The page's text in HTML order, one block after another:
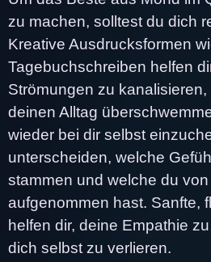
zu machen, solltest du dich
Kreative Ausdrucksformen
Tagebuchschreiben helfen
Strömungen zu
deinen Alltag
wieder bei dir selbst
unterscheiden, welche
stammen und welche du
aufgenommen hast. Sanfte,
helfen dir, deine Empathie
dich selbst zu verlieren.